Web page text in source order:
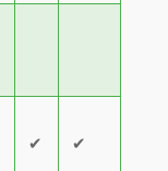
✔ ✔